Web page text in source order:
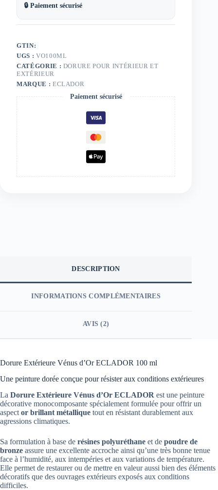
🔒 Paiement sécurisé
GTIN:
UGS : VO100ML
CATÉGORIE : DORURE POUR INTÉRIEUR ET
EXTÉRIEUR
MARQUE : ECLADOR
Paiement sécurisé
DESCRIPTION
INFORMATIONS COMPLÉMENTAIRES
AVIS (2)
Dorure Extérieure Vénus d’Or ECLADOR 100 ml
Une peinture dorée conçue pour résister aux conditions extérieures
La Dorure Extérieure Vénus d’Or ECLADOR est une peinture
décorative monocomposante spécialement formulée pour offrir un
aspect or brillant métallique tout en résistant durablement aux
agressions climatiques.
Sa formulation à base de résines polyuréthane et de poudre de
bronze assure une excellente accroche ainsi qu’une très bonne tenue
face à l’humidité, aux intempéries et aux variations de température.
Elle permet de restaurer ou de mettre en valeur aussi bien des éléments
décoratifs que des ouvrages extérieurs exposés aux conditions
difficiles.